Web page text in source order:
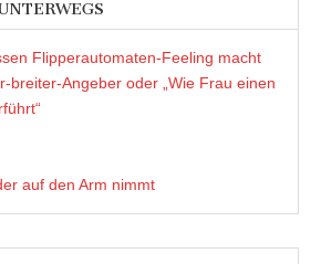
Flipperautomaten-Feeling macht
breiter-Angeber oder „Wie Frau einen
auf den Arm nimmt